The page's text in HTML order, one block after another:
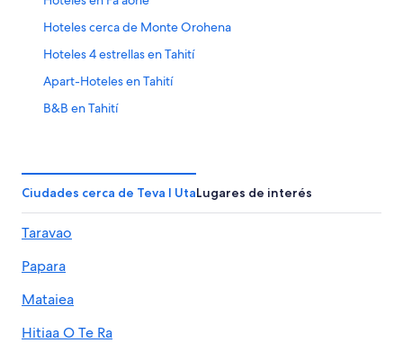
Hoteles cerca de Monte Orohena
Hoteles 4 estrellas en Tahití
Apart-Hoteles en Tahití
B&B en Tahití
Casas de huéspedes en Tahití
Casas flotantes en Tahití
Resorts en Tahití
Apartamentos en Tahití
Hostales en Tahití
Ciudades cerca de Teva I UtaLugares de interés
Taravao
Papara
Mataiea
Hitiaa O Te Ra